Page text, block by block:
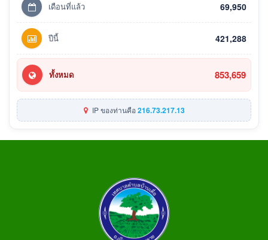
เดือนที่แล้ว 69,950
ปีนี้ 421,288
ทั้งหมด 853,659
IP ของท่านคือ216.73.217.13